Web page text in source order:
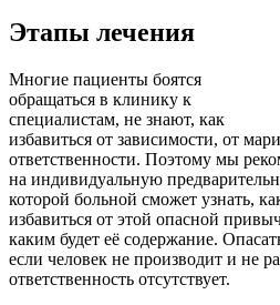
Этапы лечения
Многие пациенты боятся
обращаться в клинику к
специалистам, не знают, как
избавиться от зависимости, от
ответственности. Поэтому мы
на индивидуальную
которой больной сможет узнать,
избавиться от этой опасной
каким будет её содержание.
если человек не производит и не
ответственность отсутствует.